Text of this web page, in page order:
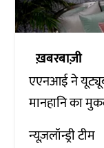
ख़बरबाज़ी
एएनआई ने
मानहानि का
न्यूज़लॉन्ड्री टीम